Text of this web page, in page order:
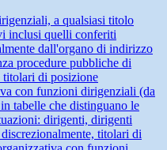
a qualsiasi titolo
inclusi quelli conferiti
dall'organo di indirizzo
procedure pubbliche di
titolari di posizione
con funzioni dirigenziali (da
tabelle che distinguano le
dirigenti, dirigenti
titolari di